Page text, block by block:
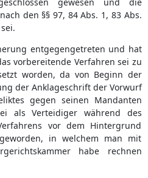
den §§ 97, 84 Abs. 1, 83 Abs.
entgegengetreten und hat
vorbereitende Verfahren sei zu
worden, da von Beginn der
der Anklageschrift der Vorwurf
gegen seinen Mandanten
als Verteidiger während des
vor dem Hintergrund
in welchem man mit
habe rechnen